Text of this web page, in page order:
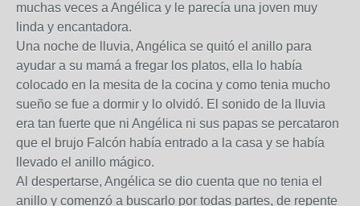
muchas veces a Angélica y le parecía una joven muy
linda y encantadora.
Una noche de lluvia, Angélica se quitó el anillo para
ayudar a su mamá a fregar los platos, ella lo había
colocado en la mesita de la cocina y como tenia mucho
sueño se fue a dormir y lo olvidó. El sonido de la lluvia
era tan fuerte que ni Angélica ni sus papas se percataron
que el brujo Falcón había entrado a la casa y se había
llevado el anillo mágico.
Al despertarse, Angélica se dio cuenta que no tenia el
anillo y comenzó a buscarlo por todas partes, de repente